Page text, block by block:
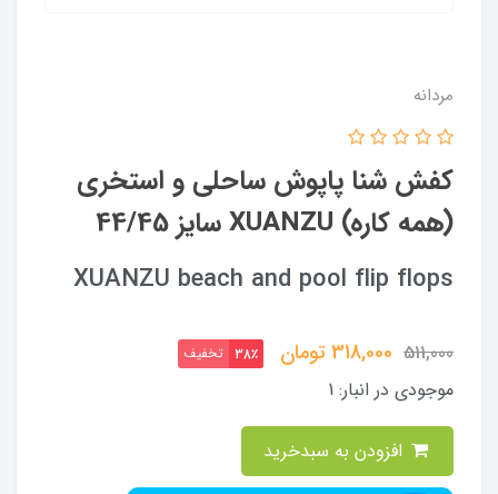
مردانه
کفش شنا پاپوش ساحلی و استخری
(همه کاره) XUANZU سایز 44/45
XUANZU beach and pool flip flops
511,000
318,000تومان 38٪ تخفیف
موجودی در انبار: 1